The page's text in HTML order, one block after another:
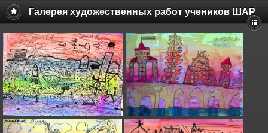
Галерея художественных работ учеников ШАР